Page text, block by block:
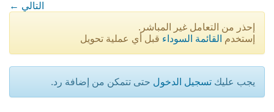
← التالي
إحذر من التعامل غير المباشر.
إستخدم القائمة السوداء قبل أي عملية تحويل
يجب عليك تسجيل الدخول حتى تتمكن من إضافة رد.